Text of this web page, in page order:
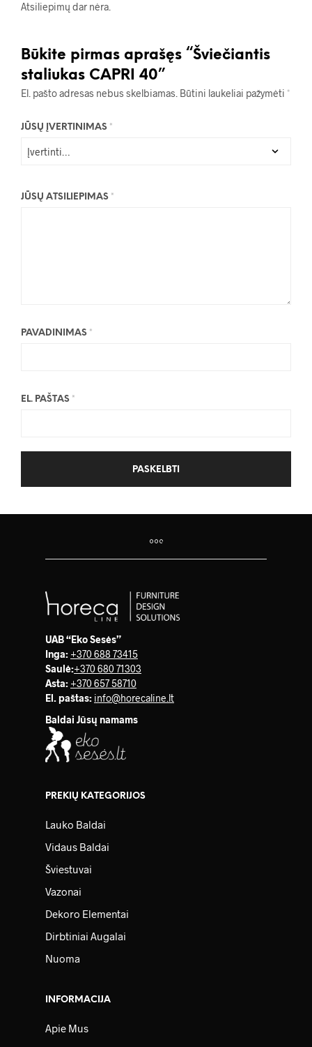
Atsiliepimų dar nėra.
Būkite pirmas aprašęs “Šviečiantis
staliukas CAPRI 40”
El. pašto adresas nebus skelbiamas. Būtini laukeliai pažymėti *
JŪSŲ ĮVERTINIMAS *
JŪSŲ ATSILIEPIMAS *
PAVADINIMAS *
EL. PAŠTAS *
UAB “Eko Sesės”
Inga: +370 688 73415
Saulė:+370 680 71303
Asta: +370 657 58710
El. paštas: info@horecaline.lt
Baldai Jūsų namams
PREKIŲ KATEGORIJOS
Lauko Baldai
Vidaus Baldai
Šviestuvai
Vazonai
Dekoro Elementai
Dirbtiniai Augalai
Nuoma
INFORMACIJA
Apie Mus